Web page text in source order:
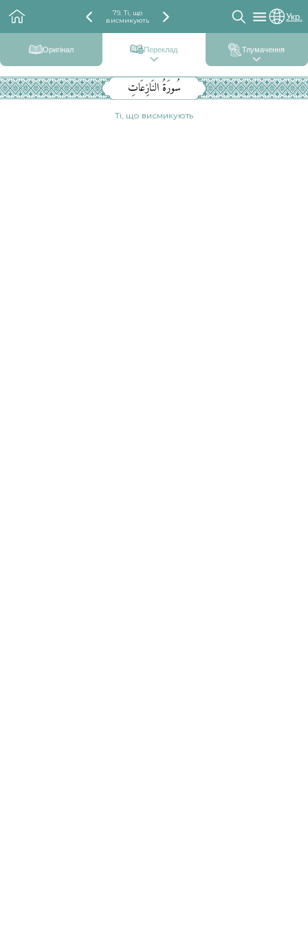
79. Ті, що
висмикують
Укр.
Оригінал Переклад Тлумачення
سُورَةُ النَازِعَاتِ
Ті, що висмикують